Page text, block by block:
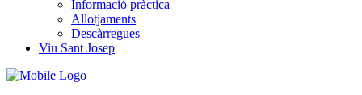
Informació pràctica
Allotjaments
Descàrregues
Viu Sant Josep